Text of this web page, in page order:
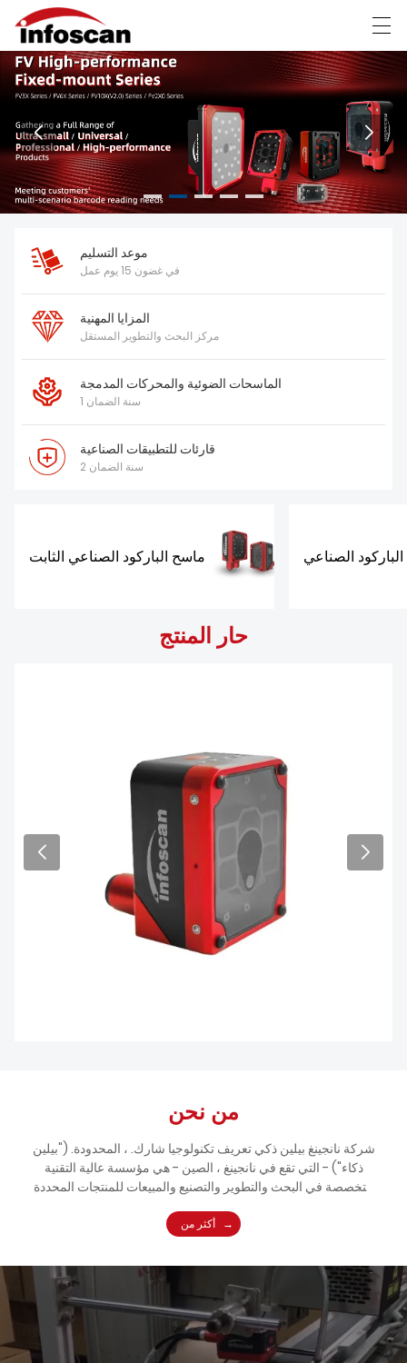
بيت
منتجات
أخبار
عرض المصنع
اتصل بنا
معلومات عنا
العربية 中文 Ελληνική γλώσσα
موعد التسليم
في غضون 15 يوم عمل
المزايا المهنية
مركز البحث والتطوير المستقل
الماسحات الضوئية والمحركات المدمجة
1 سنة الضمان
قارئات للتطبيقات الصناعية
2 سنة الضمان
ماسح الباركود الصناعي الثابت الصناعي
حار المنتج
من نحن
شركة نانجينغ بيلين ذكي تعريف تكنولوجيا شارك. ، المحدودة. ("بيلين
ذكاء") - التي تقع في نانجينغ ، الصين - هي مؤسسة عالية التقنية
متخصصة في البحث والتطوير والتصنيع والمبيعات للمنتجات المحددة
التجارية مسجلة باسم "انفوسكان". لقد التزمنا بتزويد العملاء بمنتجات
إنشاء المقر الرئيسي في عام 1997 ...
أكثر من